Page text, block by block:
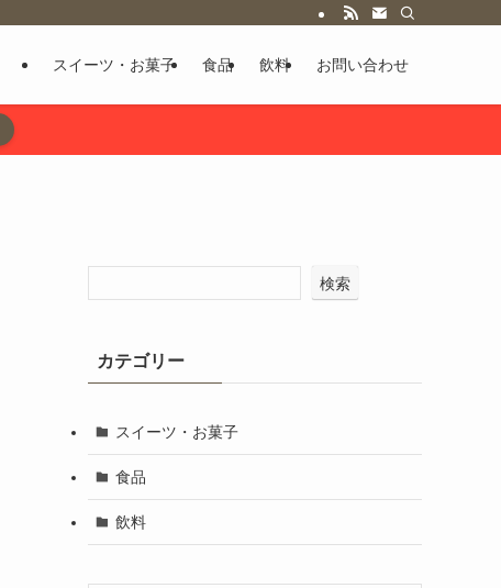
スイーツ・お菓子 食品 飲料 お問い合わせ
検索
カテゴリー
スイーツ・お菓子
食品
飲料